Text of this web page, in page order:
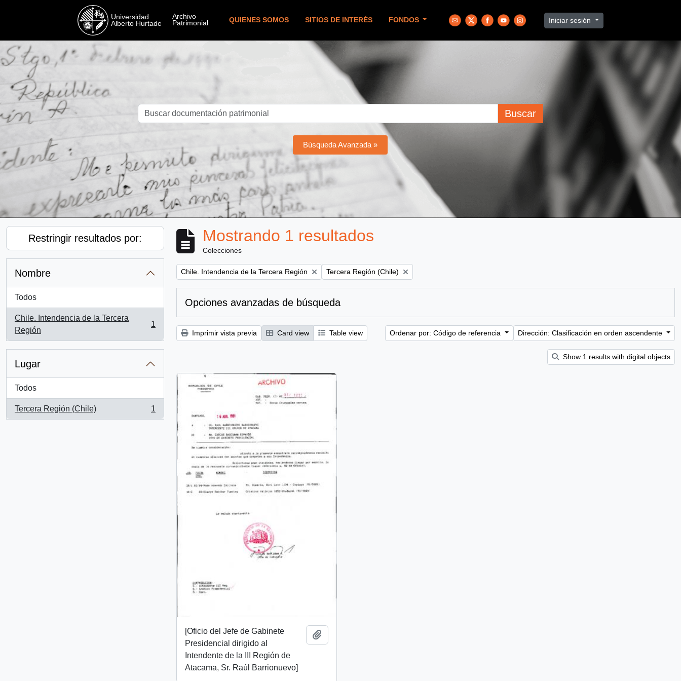
QUIENES SOMOS SITIOS DE INTERÉS FONDOS Iniciar sesión
Buscar
Búsqueda Avanzada »
Restringir resultados por:
Nombre
Todos
Chile. Intendencia de la Tercera
Región
, 1 resultados
1
Lugar
Todos
Tercera Región (Chile)
, 1 resultados
1
Mostrando 1 resultados
Colecciones
Remove filter:
Chile. Intendencia de la Tercera Región Remove filter:
Tercera Región (Chile)
Opciones avanzadas de búsqueda
Imprimir vista previa Card view Table view Ordenar por: Código de referencia Dirección: Clasificación en orden ascendente
Show 1 results with digital objects
[Oficio del Jefe de Gabinete
Presidencial dirigido al
Intendente de la III Región de
Atacama, Sr. Raúl Barrionuevo]